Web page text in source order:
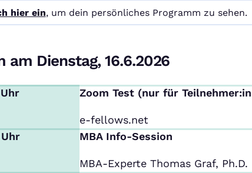
hier ein, um dein persönliches Programm zu sehen.
am Dienstag, 16.6.2026
Zoom Test (nur für
e-fellows.net
MBA Info-Session
MBA-Experte Thomas Graf, Ph.D.